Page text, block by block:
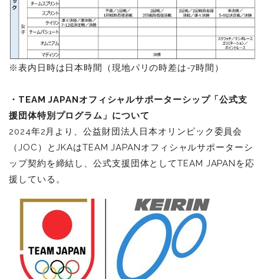
※表内日時は日本時間（現地パリの時差は-7時間）
・TEAM JAPANオフィシャルサポーターシップ「公式支
援団体特別プログラム」について
2024年2月より、公益財団法人日本オリンピック委員会
（JOC）とJKAはTEAM JAPANオフィシャルサポーターシ
ップ契約を締結し、公式支援団体としてTEAM JAPANを応
援している。